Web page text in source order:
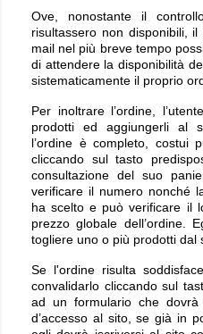
Ove, nonostante il
risultassero non disponibili,
mail nel più breve tempo
di attendere la disponibilità
sistematicamente il proprio
Per inoltrare l’ordine,
prodotti ed aggiungerli al
l’ordine è completo, costui
cliccando sul tasto
consultazione del suo
verificare il numero nonché
ha scelto e può verificare il
prezzo globale dell’ordine.
togliere uno o più prodotti dal
Se l'ordine risulta
convalidarlo cliccando sul
ad un formulario che
d’accesso al sito, se già in